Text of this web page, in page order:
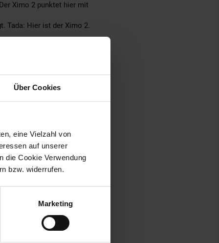
Über Cookies
eine Vielzahl von
auf unserer
die Cookie Verwendung
bzw. widerrufen.
Marketing
Ximo 2 punktet hier mit
Tada: Hier ist der Ximo 2.
Das macht einfach Spaß.